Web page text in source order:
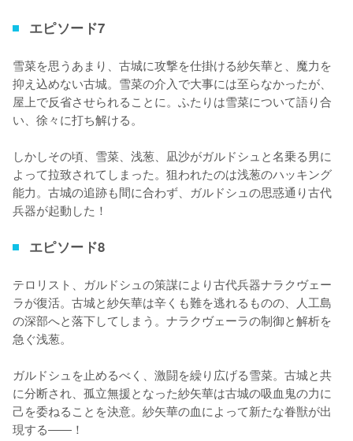
エピソード7
雪菜を思うあまり、古城に攻撃を仕掛ける紗矢華と、魔力を
抑え込めない古城。雪菜の介入で大事には至らなかったが、
屋上で反省させられることに。ふたりは雪菜について語り合
い、徐々に打ち解ける。
しかしその頃、雪菜、浅葱、凪沙がガルドシュと名乗る男に
よって拉致されてしまった。狙われたのは浅葱のハッキング
能力。古城の追跡も間に合わず、ガルドシュの思惑通り古代
兵器が起動した！
エピソード8
テロリスト、ガルドシュの策謀により古代兵器ナラクヴェー
ラが復活。古城と紗矢華は辛くも難を逃れるものの、人工島
の深部へと落下してしまう。ナラクヴェーラの制御と解析を
急ぐ浅葱。
ガルドシュを止めるべく、激闘を繰り広げる雪菜。古城と共
に分断され、孤立無援となった紗矢華は古城の吸血鬼の力に
己を委ねることを決意。紗矢華の血によって新たな眷獣が出
現する――！